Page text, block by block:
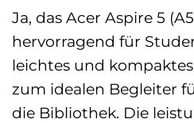
Ja, das Acer Aspire 5
hervorragend für
leichtes und
zum idealen Begleiter
die Bibliothek. Die